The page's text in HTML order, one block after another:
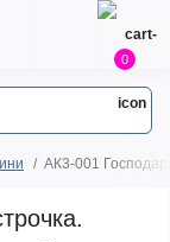
0
АК3-001 Господар